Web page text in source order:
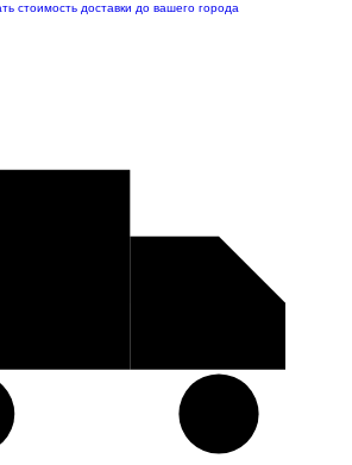
стоимость доставки до вашего города